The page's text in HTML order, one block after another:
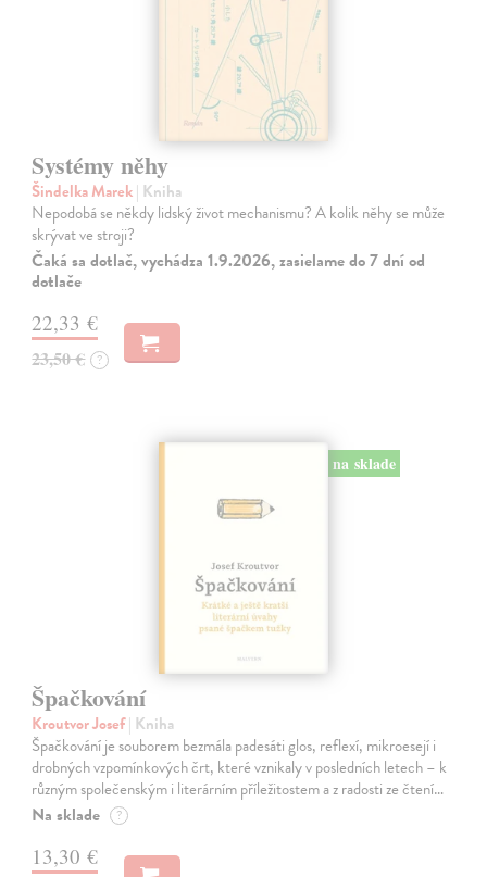
Systémy něhy
Šindelka Marek| Kniha
Nepodobá se někdy lidský život mechanismu? A kolik něhy se může
skrývat ve stroji?
Čaká sa dotlač, vychádza 1.9.2026, zasielame do 7 dní od
dotlače
22,33 €
23,50 € ?
na sklade
Špačkování
Kroutvor Josef| Kniha
Špačkování je souborem bezmála padesáti glos, reflexí, mikroesejí i
drobných vzpomínkových črt, které vznikaly v posledních letech – k
různým společenským i literárním příležitostem a z radosti ze čtení…
Na sklade ?
13,30 €